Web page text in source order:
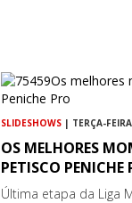
SLIDESHOWS | TERÇA-
OS MELHORES
PETISCO PENICHE
Última etapa da Liga